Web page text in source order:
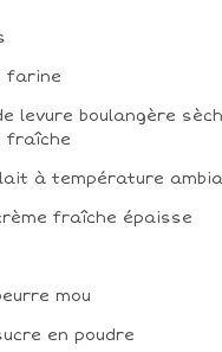
farine
levure boulangère
fraîche
lait à température
fraîche épaisse
mou
en poudre